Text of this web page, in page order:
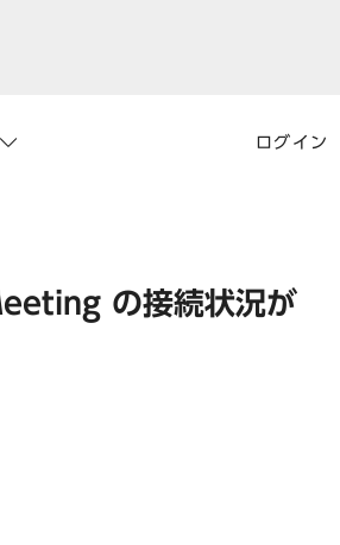
ログイン
の接続状況が